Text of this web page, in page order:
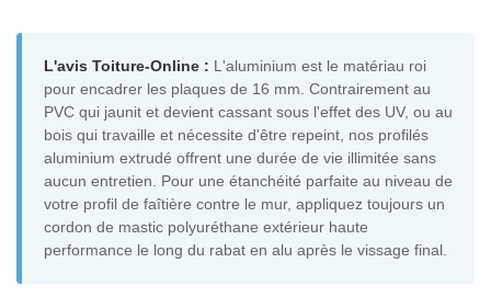
L'avis Toiture-Online : L'aluminium est le matériau roi
pour encadrer les plaques de 16 mm. Contrairement au
PVC qui jaunit et devient cassant sous l'effet des UV, ou au
bois qui travaille et nécessite d'être repeint, nos profilés
aluminium extrudé offrent une durée de vie illimitée sans
aucun entretien. Pour une étanchéité parfaite au niveau de
votre profil de faîtière contre le mur, appliquez toujours un
cordon de mastic polyuréthane extérieur haute
performance le long du rabat en alu après le vissage final.